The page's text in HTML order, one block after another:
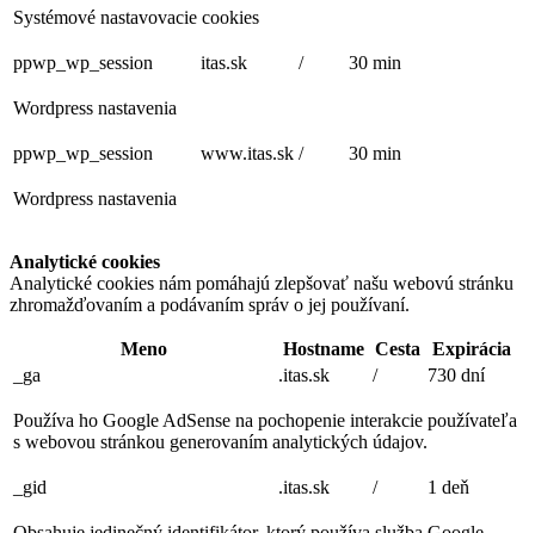
Systémové nastavovacie cookies
ppwp_wp_session itas.sk / 30 min
Wordpress nastavenia
ppwp_wp_session www.itas.sk / 30 min
Wordpress nastavenia
Analytické cookies
Analytické cookies nám pomáhajú zlepšovať našu webovú stránku
zhromažďovaním a podávaním správ o jej používaní.
Meno Hostname Cesta
Expirácia
_ga
.itas.sk / 730 dní
Používa ho Google AdSense na pochopenie interakcie používateľa
s webovou stránkou generovaním analytických údajov.
_gid .itas.sk / 1 deň